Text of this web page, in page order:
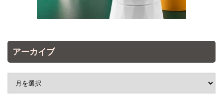
アーカイブ